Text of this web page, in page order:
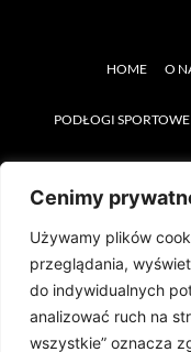
Cenimy
Używamy plików
przeglądania,
do indywidualnych
analizować ruch na
wszystkie” oznacza
HOME O
PODŁOGI SPORTOWE